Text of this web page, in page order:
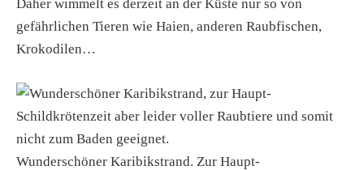
Daher wimmelt es derzeit an der Küste nur so von
gefährlichen Tieren wie Haien, anderen Raubfischen,
Krokodilen…
Wunderschöner Karibikstrand. Zur Haupt-